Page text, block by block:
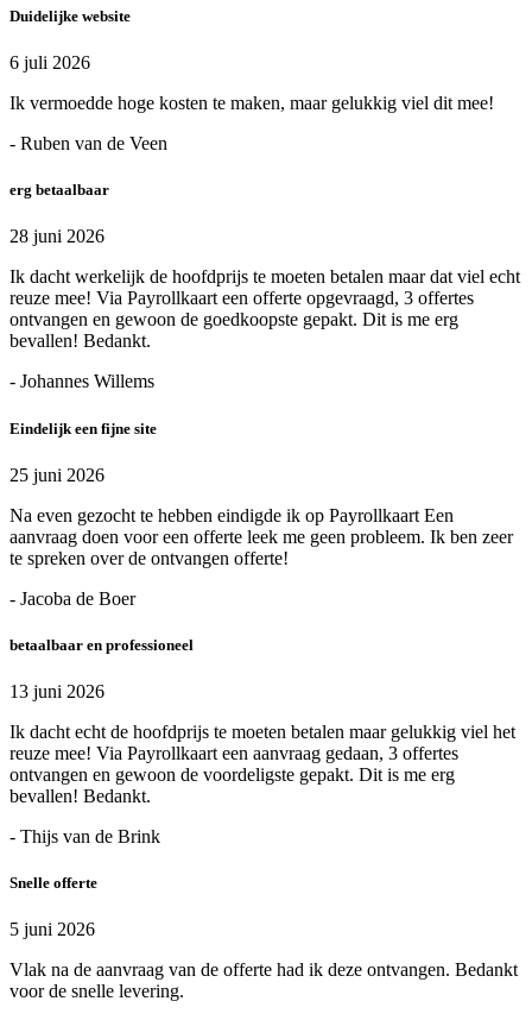
Duidelijke website
6 juli 2026
Ik vermoedde hoge kosten te maken, maar gelukkig viel dit mee!
- Ruben van de Veen
erg betaalbaar
28 juni 2026
Ik dacht werkelijk de hoofdprijs te moeten betalen maar dat viel echt
reuze mee! Via Payrollkaart een offerte opgevraagd, 3 offertes
ontvangen en gewoon de goedkoopste gepakt. Dit is me erg
bevallen! Bedankt.
- Johannes Willems
Eindelijk een fijne site
25 juni 2026
Na even gezocht te hebben eindigde ik op Payrollkaart Een
aanvraag doen voor een offerte leek me geen probleem. Ik ben zeer
te spreken over de ontvangen offerte!
- Jacoba de Boer
betaalbaar en professioneel
13 juni 2026
Ik dacht echt de hoofdprijs te moeten betalen maar gelukkig viel het
reuze mee! Via Payrollkaart een aanvraag gedaan, 3 offertes
ontvangen en gewoon de voordeligste gepakt. Dit is me erg
bevallen! Bedankt.
- Thijs van de Brink
Snelle offerte
5 juni 2026
Vlak na de aanvraag van de offerte had ik deze ontvangen. Bedankt
voor de snelle levering.